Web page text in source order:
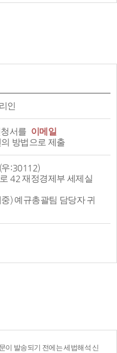
인
서를 이메일
방법으로 제출
우:30112)
42 재정경제부 세제실
) 예규총괄팀 담당자 귀
이 발송되기 전에는 세법해석 신